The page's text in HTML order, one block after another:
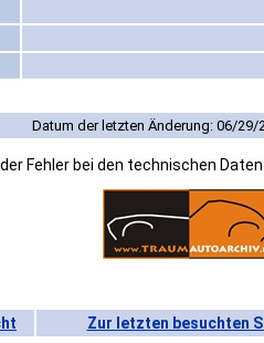
Datum der letzten Änderung: 06/29/
Fehler bei den technischen
Zur letzten besuchten